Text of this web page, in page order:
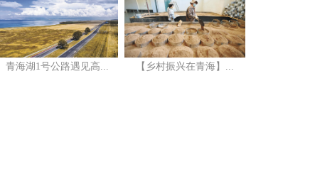
青海湖1号公路遇见高... 【乡村振兴在青海】...